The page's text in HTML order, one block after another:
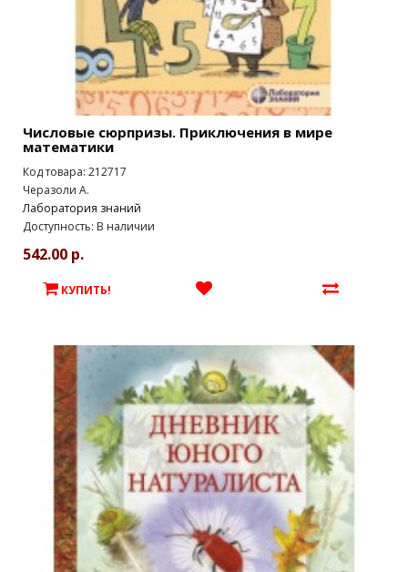
Числовые сюрпризы. Приключения в мире
математики
Код товара: 212717
Черазоли А.
Лаборатория знаний
Доступность: В наличии
542.00 р.
КУПИТЬ!